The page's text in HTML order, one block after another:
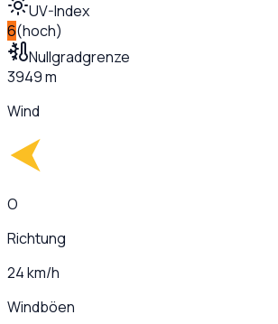
UV-Index
6(hoch)
Nullgradgrenze
3949 m
Wind
O
Richtung
24 km/h
Windböen